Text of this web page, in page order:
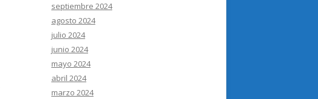
septiembre 2024
agosto 2024
julio 2024
junio 2024
mayo 2024
abril 2024
marzo 2024